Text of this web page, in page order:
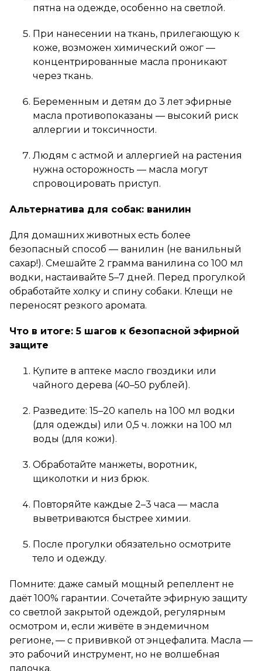
пятна на одежде, особенно на светлой.
При нанесении на ткань, прилегающую к
коже, возможен химический ожог —
концентрированные масла проникают
через ткань.
Беременным и детям до 3 лет эфирные
масла противопоказаны — высокий риск
аллергии и токсичности.
Людям с астмой и аллергией на растения
нужна осторожность — масла могут
спровоцировать приступ.
Альтернатива для собак: ванилин
Для домашних животных есть более
безопасный способ — ванилин (не ванильный
сахар!). Смешайте 2 грамма ванилина со 100 мл
водки, настаивайте 5–7 дней. Перед прогулкой
обработайте холку и спину собаки. Клещи не
переносят резкого аромата.
Что в итоге: 5 шагов к безопасной эфирной
защите
Купите в аптеке масло гвоздики или
чайного дерева (40–50 рублей).
Разведите: 15–20 капель на 100 мл водки
(для одежды) или 0,5 ч. ложки на 100 мл
воды (для кожи).
Обработайте манжеты, воротник,
щиколотки и низ брюк.
Повторяйте каждые 2–3 часа — масла
выветриваются быстрее химии.
После прогулки обязательно осмотрите
тело и одежду.
Помните: даже самый мощный репеллент не
даёт 100% гарантии. Сочетайте эфирную защиту
со светлой закрытой одеждой, регулярным
осмотром и, если живёте в эндемичном
регионе, — с прививкой от энцефалита. Масла —
это рабочий инструмент, но не волшебная
палочка.